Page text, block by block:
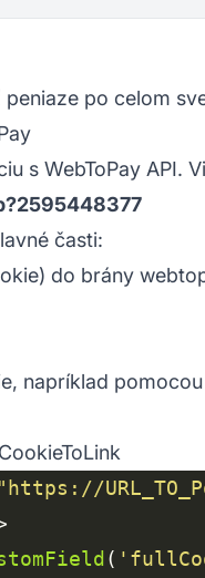
po celom
s WebToPay API.
časti:
do brány
napríklad
"https://
(